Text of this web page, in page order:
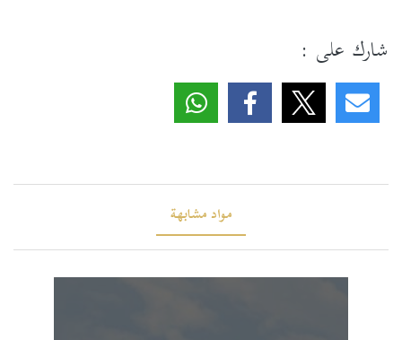
شارك على :
مواد مشابهة